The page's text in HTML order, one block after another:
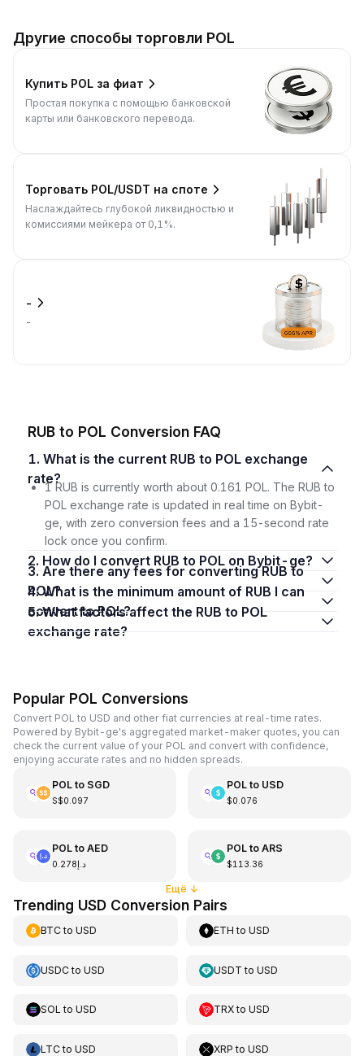
Другие способы торговли POL
Купить POL за фиат
Простая покупка с помощью банковской
карты или банковского перевода.
Торговать POL/USDT на споте
Наслаждайтесь глубокой ликвидностью и
комиссиями мейкера от 0,1%.
-
-
RUB to POL Conversion FAQ
1. What is the current RUB to POL exchange
rate?
1 RUB is currently worth about 0.161 POL. The RUB to
POL exchange rate is updated in real time on Bybit-
ge, with zero conversion fees and a 15-second rate
lock once you confirm.
2. How do I convert RUB to POL on Bybit-ge?
3. Are there any fees for converting RUB to
POL?
4. What is the minimum amount of RUB I can
convert to POL?
5. What factors affect the RUB to POL
exchange rate?
Popular POL Conversions
Convert POL to USD and other fiat currencies at real-time rates.
Powered by Bybit-ge's aggregated market-maker quotes, you can
check the current value of your POL and convert with confidence,
enjoying accurate rates and no hidden spreads.
POLto SGD
S$0.097
POLto USD
$0.076
POLto AED
د.إ0.278
POLto ARS
$113.36
Ещё ↓
Trending USD Conversion Pairs
BTCto USD ETH toUSD
USDCto USD USDT toUSD
SOL to USD TRXtoUSD
LTCto USD XRP toUSD